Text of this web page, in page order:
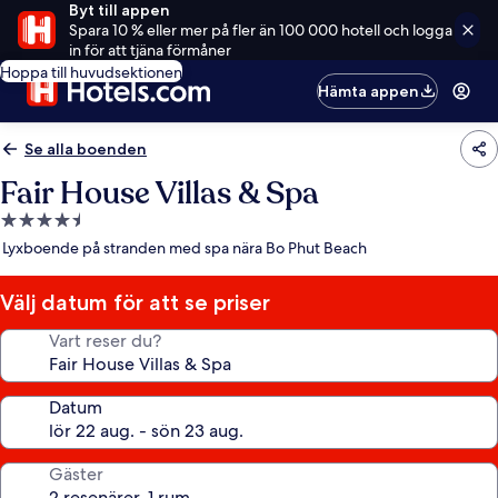
Byt till appen
Spara 10 % eller mer på fler än 100 000 hotell och logga
in för att tjäna förmåner
Hoppa till huvudsektionen
Hämta appen
Se alla boenden
Fair House Villas & Spa
4.5-
stjärnigt
Lyxboende på stranden med spa nära Bo Phut Beach
Välj datum för att se priser
Vart reser du?
Datum
Gäster